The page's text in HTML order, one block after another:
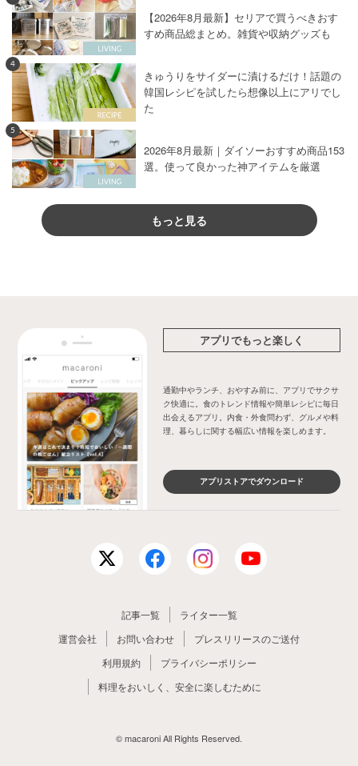
【2026年8月最新】セリアで買うべきおす
すめ商品総まとめ。雑貨や収納グッズも
4
きゅうりをサイダーに漬けるだけ！話題の
韓国レシピを試したら想像以上にアリでし
た
5
2026年8月最新｜ダイソーおすすめ商品153
選。使って良かった神アイテムを厳選
もっと見る
アプリでもっと楽しく
通勤中やランチ、おやすみ前に、アプリでサクサ
ク快適に。食のトレンド情報や簡単レシピに毎日
出会えるアプリ。内食・外食問わず、グルメや料
理、暮らしに関する幅広い情報を楽しめます。
アプリストアでダウンロード
記事一覧
ライター一覧
運営会社
お問い合わせ
プレスリリースのご送付
利用規約
プライバシーポリシー
料理をおいしく、安全に楽しむために
© macaroni All Rights Reserved.